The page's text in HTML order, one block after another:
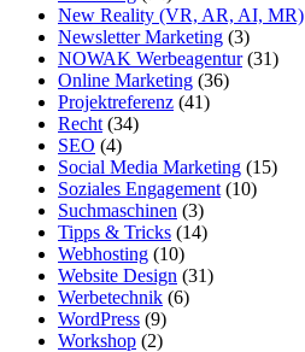
New Reality (VR, AR, AI, MR)
Newsletter Marketing (3)
NOWAK Werbeagentur(31)
Online Marketing (36)
Projektreferenz (41)
Recht (34)
SEO (4)
Social Media Marketing (15)
Soziales Engagement (10)
Suchmaschinen (3)
Tipps & Tricks (14)
Webhosting (10)
Website Design (31)
Werbetechnik (6)
WordPress (9)
Workshop (2)